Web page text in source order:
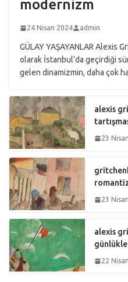
modernizm
24 Nisan 2024 admin
GÜLAY YAŞAYANLAR Alexis
olarak İstanbul’da geçirdiği
gelen dinamizmin, daha çok
alexis
23
23
alexis
22